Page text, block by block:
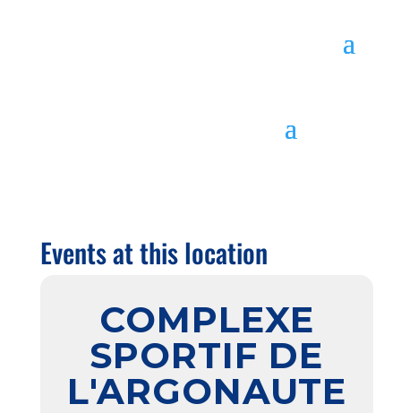
Events at this location
COMPLEXE
SPORTIF DE
L'ARGONAUTE